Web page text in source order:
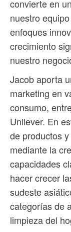
convierte en
nuestro
enfoques
crecimiento
nuestro
Jacob aporta
marketing en
consumo,
Unilever. En
de productos
mediante la
capacidades
hacer crecer
sudeste
categorías de
limpieza del